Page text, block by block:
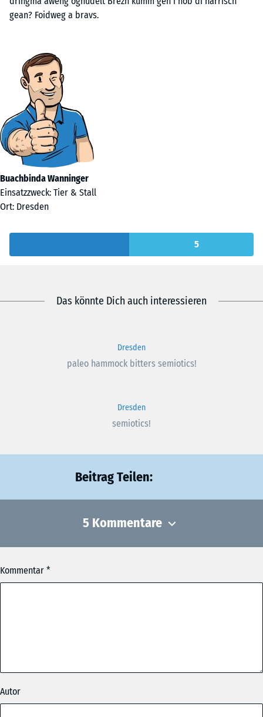
gean? Foidweg a bravs.
Buachbinda Wanninger
Einsatzzweck: Tier & Stall
Ort: Dresden
5
Das könnte Dich auch interessieren
Dresden
paleo hammock bitters semiotics!
Dresden
semiotics!
Beitrag Teilen:
5 Kommentare
Der Macher
a Maß. Resch a geh Hendl, gwiss obacht zua. Maibam
Kommentar
Autor